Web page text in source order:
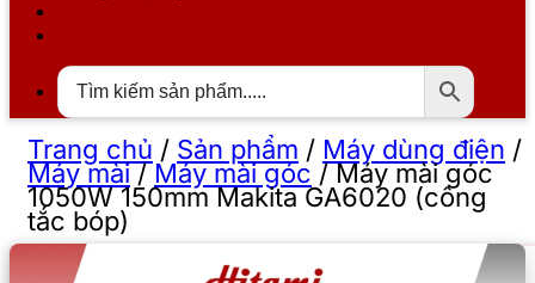
Trang chủ / Sản phẩm / Máy dùng điện /
Máy mài/Máy mài góc /Máy mài góc
1050W 150mm Makita GA6020 (công
tắc bóp)